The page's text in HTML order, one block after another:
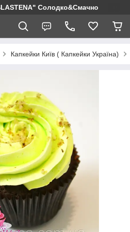
Солодко&Смачно
Капкейки Київ ( Капкейки Україна)